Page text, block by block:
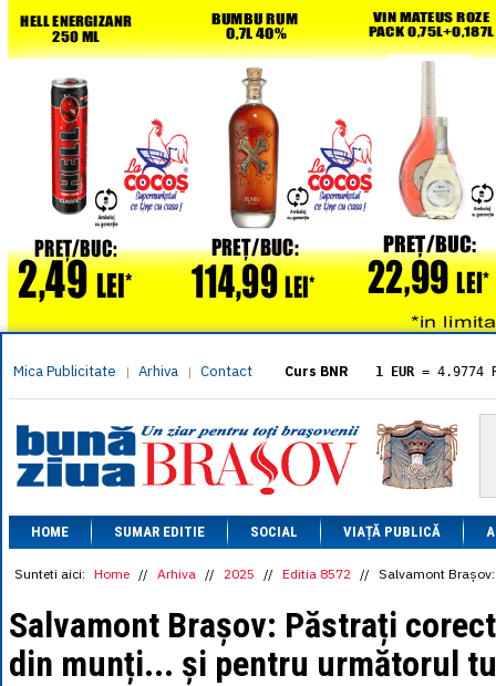
Mica Publicitate | Arhiva | Contact Curs BNR 1 EUR = 4.9774
= 5.8304
1 XAU= 464.4611
1 AED= 1.1933
1 AUD= 2.7957
1 BGN= 2.5449
1 CAD= 3.1559
1 CHF= 5.2813
1 CNY= 0.6015
1 DKK
= 0.6668
1 EGP= 0.0860
1 HUF
= 1.2223
1 INR= 0.0513
HOME SUMAR EDITIE SOCIAL VIAȚĂ PUBLICĂ
Sunteti aici: Home // Arhiva // 2025 // Editia 8572 // Salvamont
Salvamont Brașov: Păstrați
din munți... și pentru următorul